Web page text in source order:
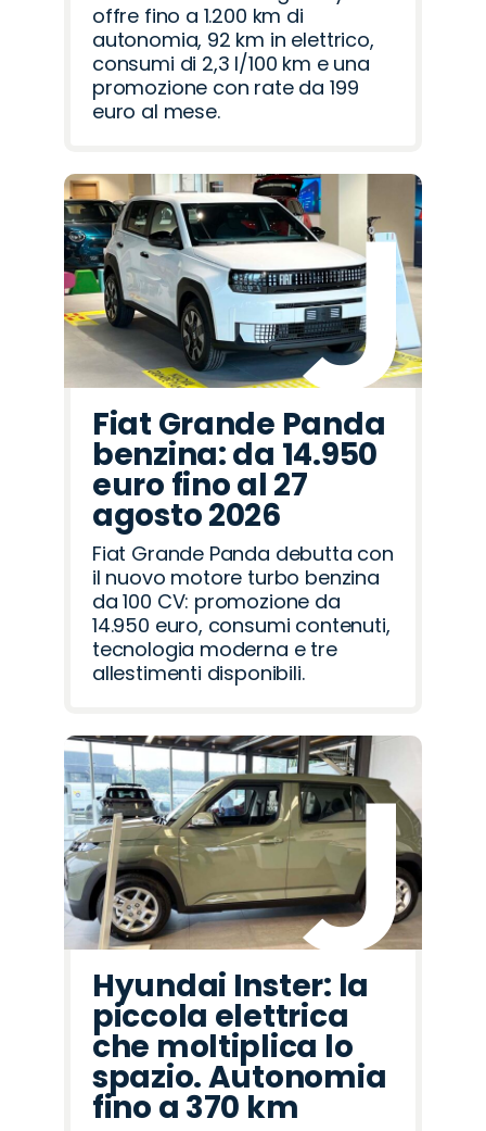
offre fino a 1.200 km di
autonomia, 92 km in elettrico,
consumi di 2,3 l/100 km e una
promozione con rate da 199
euro al mese.
Fiat Grande Panda
benzina: da 14.950
euro fino al 27
agosto 2026
Fiat Grande Panda debutta con
il nuovo motore turbo benzina
da 100 CV: promozione da
14.950 euro, consumi contenuti,
tecnologia moderna e tre
allestimenti disponibili.
Hyundai Inster: la
piccola elettrica
che moltiplica lo
spazio. Autonomia
fino a 370 km